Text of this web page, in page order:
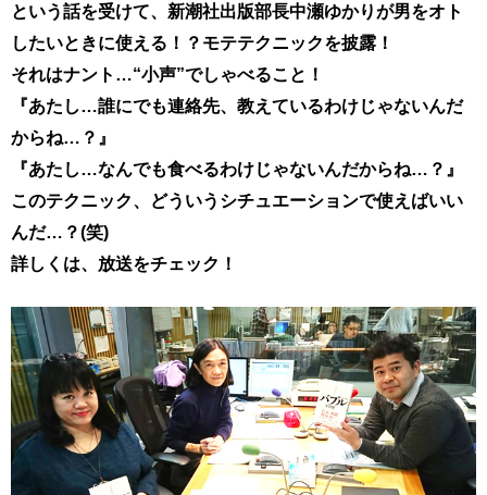
という話を受けて、新潮社出版部長中瀬ゆかりが男をオト
したいときに使える！？モテテクニックを披露！
それはナント…“小声”でしゃべること！
『あたし…誰にでも連絡先、教えているわけじゃないんだ
からね…？』
『あたし…なんでも食べるわけじゃないんだからね…？』
このテクニック、どういうシチュエーションで使えばいい
んだ…？(笑)
詳しくは、放送をチェック！